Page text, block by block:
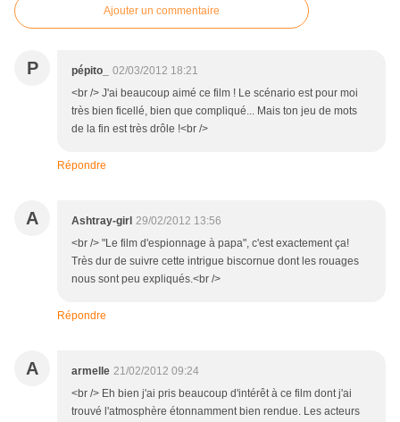
Ajouter un commentaire
P pépito_
02/03/2012 18:21
<br /> J'ai beaucoup aimé ce film ! Le scénario est pour moi
très bien ficellé, bien que compliqué... Mais ton jeu de mots
de la fin est très drôle !<br />
Répondre
A Ashtray-girl 29/02/2012 13:56
<br /> "Le film d'espionnage à papa", c'est exactement ça!
Très dur de suivre cette intrigue biscornue dont les rouages
nous sont peu expliqués.<br />
Répondre
A armelle 21/02/2012 09:24
<br /> Eh bien j'ai pris beaucoup d'intérêt à ce film dont j'ai
trouvé l'atmosphère étonnamment bien rendue. Les acteurs